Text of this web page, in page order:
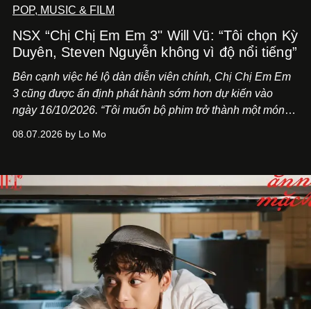
POP, MUSIC & FILM
NSX “Chị Chị Em Em 3" Will Vũ: “Tôi chọn Kỳ
Duyên, Steven Nguyễn không vì độ nổi tiếng”
Bên cạnh việc hé lộ dàn diễn viên chính, Chị Chị Em Em
3 cũng được ấn định phát hành sớm hơn dự kiến vào
ngày 16/10/2026. “Tôi muốn bộ phim trở thành một món
Việt Nam”, NSX Will Vũ cho biết.
08.07.2026 by Lo Mo